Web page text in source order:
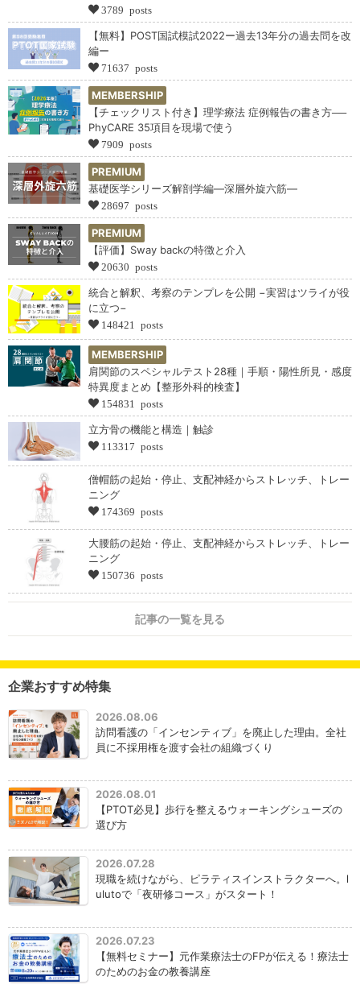
3789 posts
【無料】POST国試模試2022ー過去13年分の過去問を改
編ー
71637 posts
MEMBERSHIP
【チェックリスト付き】理学療法 症例報告の書き方──
PhyCARE 35項目を現場で使う
7909 posts
PREMIUM
基礎医学シリーズ解剖学編―深層外旋六筋―
28697 posts
PREMIUM
【評価】Sway backの特徴と介入
20630 posts
統合と解釈、考察のテンプレを公開 −実習はツライが役
に立つ−
148421 posts
MEMBERSHIP
肩関節のスペシャルテスト28種｜手順・陽性所見・感度
特異度まとめ【整形外科的検査】
154831 posts
立方骨の機能と構造｜触診
113317 posts
僧帽筋の起始・停止、支配神経からストレッチ、トレー
ニング
174369 posts
大腰筋の起始・停止、支配神経からストレッチ、トレー
ニング
150736 posts
記事の一覧を見る
企業おすすめ特集
2026.08.06
訪問看護の「インセンティブ」を廃止した理由。全社
員に不採用権を渡す会社の組織づくり
2026.08.01
【PTOT必見】歩行を整えるウォーキングシューズの
選び方
2026.07.28
現職を続けながら、ピラティスインストラクターへ。l
ulutoで「夜研修コース」がスタート！
2026.07.23
【無料セミナー】元作業療法士のFPが伝える！療法士
のためのお金の教養講座